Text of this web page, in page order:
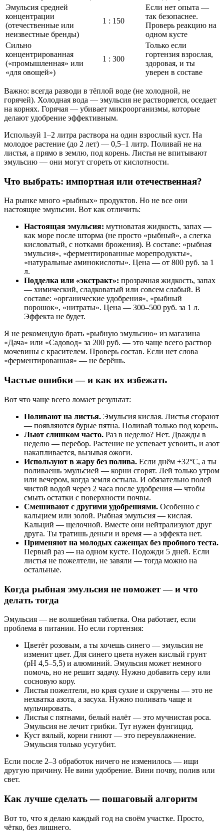
Эмульсия средней
концентрации
(отечественные или
неизвестные бренды)
1 : 150
Если нет опыта —
так безопаснее.
Проверь реакцию на
одном кусте
Сильно
концентрированная
(«промышленная» или
«для овощей»)
1 : 300
Только если
гортензия взрослая,
здоровая, и ты
уверен в составе
Важно: всегда разводи в тёплой воде (не холодной, не
горячей). Холодная вода — эмульсия не растворяется, оседает
на корнях. Горячая — убивает микроорганизмы, которые
делают удобрение эффективным.
Используй 1–2 литра раствора на один взрослый куст. На
молодое растение (до 2 лет) — 0,5–1 литр. Поливай не на
листья, а прямо в землю, под корень. Листья не впитывают
эмульсию — они могут сгореть от кислотности.
Что выбрать: импортная или отечественная?
На рынке много «рыбных» продуктов. Но не все они
настоящие эмульсии. Вот как отличить:
Настоящая эмульсия: мутноватая жидкость, запах —
как море после шторма (не просто «рыбный», а слегка
кисловатый, с нотками брожения). В составе: «рыбная
эмульсия», «ферментированные морепродукты»,
«натуральные аминокислоты». Цена — от 800 руб. за 1
л.
Подделка или «экстракт»: прозрачная жидкость, запах
— химический, сладковатый или совсем слабый. В
составе: «органические удобрения», «рыбный
порошок», «нитраты». Цена — 300–500 руб. за 1 л.
Эффекта не будет.
Я не рекомендую брать «рыбную эмульсию» из магазина
«Дача» или «Садовод» за 200 руб. — это чаще всего раствор
мочевины с красителем. Проверь состав. Если нет слова
«ферментированная» — не берёшь.
Частые ошибки — и как их избежать
Вот что чаще всего ломает результат:
Поливают на листья. Эмульсия кислая. Листья сгорают
— появляются бурые пятна. Поливай только под корень.
Льют слишком часто. Раз в неделю? Нет. Дважды в
неделю — перебор. Растение не успевает усвоить, и азот
накапливается, вызывая ожоги.
Используют в жару без полива. Если днём +32°C, а ты
поливаешь эмульсией — корни сгорят. Лей только утром
или вечером, когда земля остыла. И обязательно полей
чистой водой через 2 часа после удобрения — чтобы
смыть остатки с поверхности почвы.
Смешивают с другими удобрениями. Особенно с
кальцием или золой. Рыбная эмульсия — кислая.
Кальций — щелочной. Вместе они нейтрализуют друг
друга. Ты тратишь деньги и время — а эффекта нет.
Применяют на молодых саженцах без пробного теста.
Первый раз — на одном кусте. Подожди 5 дней. Если
листья не пожелтели, не завяли — тогда можно на
остальные.
Когда рыбная эмульсия не поможет — и что
делать тогда
Эмульсия — не волшебная таблетка. Она работает, если
проблема в питании. Но если гортензия:
Цветёт розовым, а ты хочешь синего — эмульсия не
изменит цвет. Для синего цвета нужен кислый грунт
(pH 4,5–5,5) и алюминий. Эмульсия может немного
помочь, но не решит задачу. Нужно добавить серу или
сосновую кору.
Листья пожелтели, но края сухие и скручены — это не
нехватка азота, а засуха. Нужно поливать чаще и
мульчировать.
Листья с пятнами, белый налёт — это мучнистая роса.
Эмульсия не лечит грибки. Тут нужен фунгицид.
Куст вялый, корни гниют — это переувлажнение.
Эмульсия только усугубит.
Если после 2–3 обработок ничего не изменилось — ищи
другую причину. Не вини удобрение. Вини почву, полив или
свет.
Как лучше сделать — пошаговый алгоритм
Вот то, что я делаю каждый год на своём участке. Просто,
чётко, без лишнего.